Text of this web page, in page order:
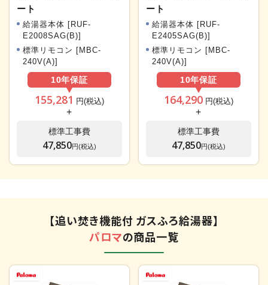
ート
給湯器本体 [RUF-
E2008SAG(B)]
標準リモコン [MBC-
240V(A)]
10年保証
155,281 円(税込)
+
標準工事費
47,850円(税込)
ート
給湯器本体 [RUF-
E2405SAG(B)]
標準リモコン [MBC-
240V(A)]
10年保証
164,290 円(税込)
+
標準工事費
47,850円(税込)
【追い焚き機能付 ガスふろ給湯器】
パロマの商品一覧